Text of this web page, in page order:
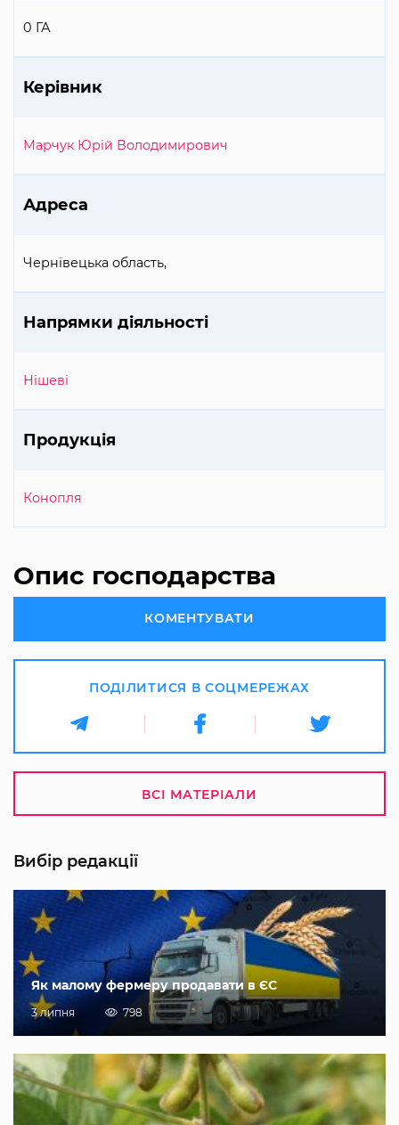
0 ГА
Керівник
Марчук Юрій Володимирович
Адреса
Чернівецька область,
Напрямки діяльності
Нішеві
Продукція
Конопля
Опис господарства
КОМЕНТУВАТИ
ПОДІЛИТИСЯ В СОЦМЕРЕЖАХ
ВСІ МАТЕРІАЛИ
Вибір редакції
Як малому фермеру продавати в ЄС
3 липня 798